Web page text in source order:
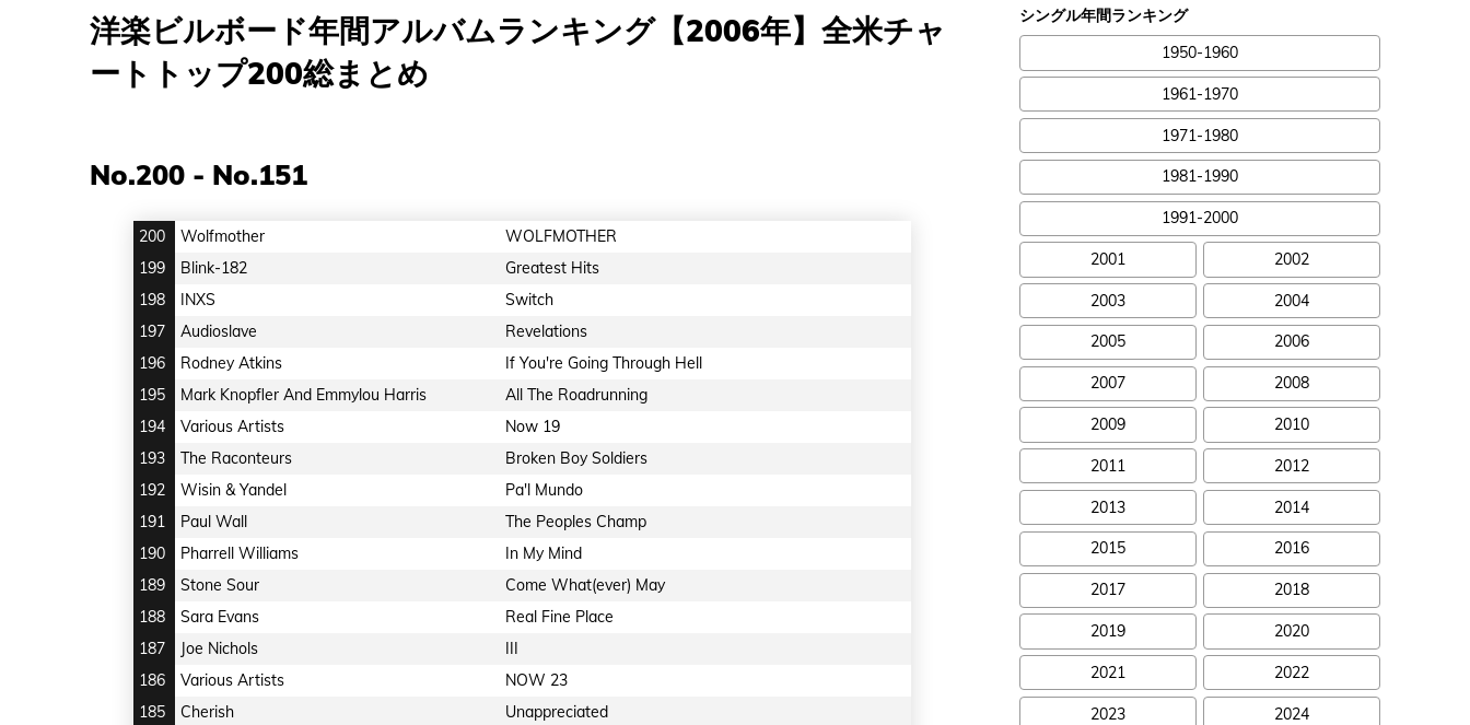
洋楽ビルボード年間アルバムランキング【2006年】全米チャ
ートトップ200総まとめ
No.200 - No.151
200 Wolfmother
WOLFMOTHER
199
Blink-182
Greatest Hits
198
INXS
Switch
197
Audioslave
Revelations
196
Rodney Atkins
If You're Going Through Hell
195
Mark Knopfler And Emmylou Harris
All The Roadrunning
194
Various Artists
Now 19
193
The Raconteurs
Broken Boy Soldiers
192
Wisin & Yandel
Pa'l Mundo
191
Paul Wall
The Peoples Champ
190
Pharrell Williams
In My Mind
189
Stone Sour
Come What(ever) May
188
Sara Evans
Real Fine Place
187
Joe Nichols
III
186
Various Artists
NOW 23
185
Cherish
Unappreciated
シングル年間ランキング
1950-1960
1961-1970
1971-1980
1981-1990
1991-2000
2001 2002
2003 2004
2005 2006
2007 2008
2009 2010
2011 2012
2013 2014
2015 2016
2017 2018
2019 2020
2021 2022
2023 2024